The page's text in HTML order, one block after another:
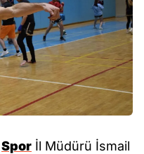
Spor İl Müdürü İsmail